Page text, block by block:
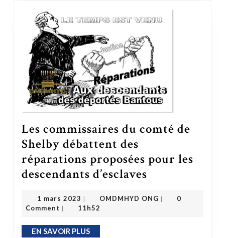
Les commissaires du comté de
Shelby débattent des
réparations proposées pour les
descendants d’esclaves
1 mars 2023 | OMDMHYD ONG |
0
Comment | 11h52
EN SAVOIR PLUSEN SAVOIR PLUS